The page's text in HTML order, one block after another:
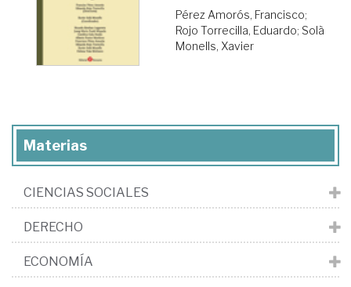
Pérez Amorós, Francisco;
Rojo Torrecilla, Eduardo; Solà
Monells, Xavier
Materias
CIENCIAS SOCIALES
DERECHO
ECONOMÍA